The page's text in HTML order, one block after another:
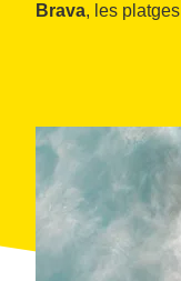
Brava, les
de Mar és un